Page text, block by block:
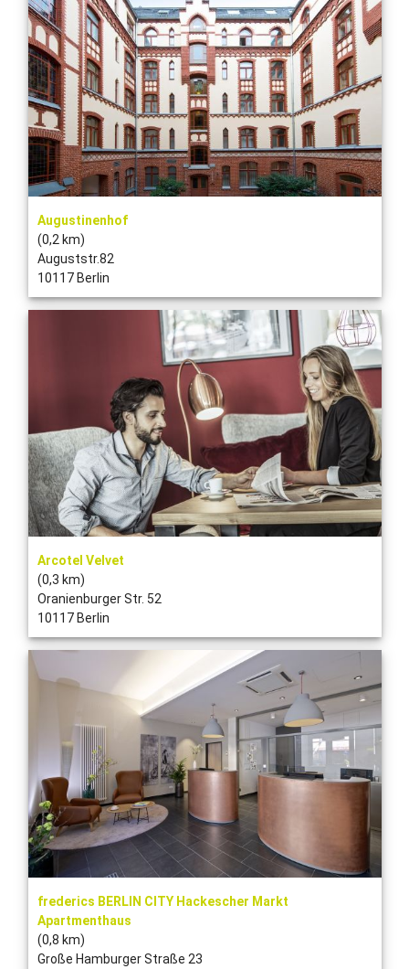
Augustinenhof
(0,2 km)
Auguststr.82
10117 Berlin
Arcotel Velvet
(0,3 km)
Oranienburger Str. 52
10117 Berlin
frederics BERLIN CITY Hackescher Markt
Apartmenthaus
(0,8 km)
Große Hamburger Straße 23